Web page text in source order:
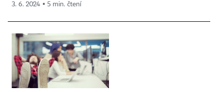
3. 6. 2024 ▪ 5 min. čtení